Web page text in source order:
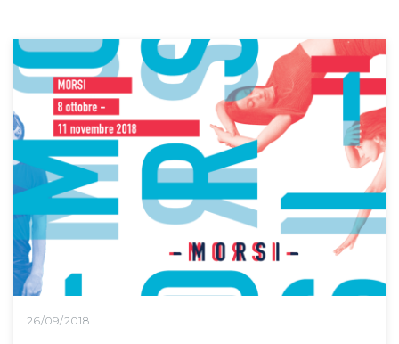
26/09/2018